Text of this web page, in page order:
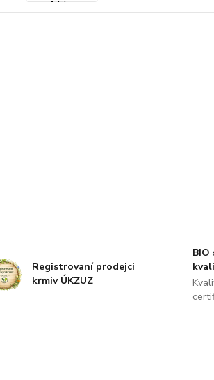
Registrovaní prodejci
krmiv ÚKZUZ
BIO